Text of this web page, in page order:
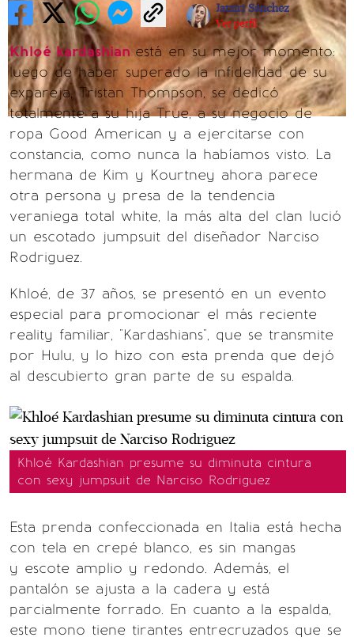
Jatziri Sánchez
Ver perfil
Khloé kardashianestá en su mejor momento:
luego de haber superado la infidelidad de su
expareja, Tristan Thompson, se dedicó
totalmente a su hija True, a su negocio de
ropa Good American y a ejercitarse con
constancia, como nunca la habíamos visto. La
hermana de Kim y Kourtney ahora parece
otra persona y presa de la tendencia
veraniega total white, la más alta del clan lució
un escotado jumpsuit del diseñador Narciso
Rodriguez.
Khloé, de 37 años, se presentó en un evento
especial para promocionar el más reciente
reality familiar, "Kardashians", que se transmite
por Hulu, y lo hizo con esta prenda que dejó
al descubierto gran parte de su espalda.
Khloé Kardashian presume su diminuta cintura
con sexy jumpsuit de Narciso Rodriguez
Esta prenda confeccionada en Italia está hecha
con tela en crepé blanco, es sin mangas
y escote amplio y redondo. Además, el
pantalón se ajusta a la cadera y está
parcialmente forrado. En cuanto a la espalda,
este mono tiene tirantes entrecruzados que se